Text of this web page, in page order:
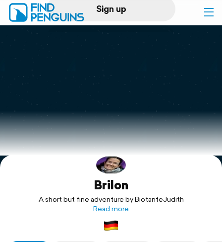
Sign up
Log in
Print a book
Flyover video
Explore
Brilon
A short but fine adventure by BiotanteJudith
Read more